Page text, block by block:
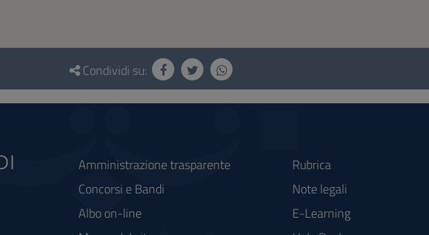
Condividi su:
Amministrazione trasparente
Concorsi e Bandi
Albo on-line
Rubrica
Note legali
E-Learning